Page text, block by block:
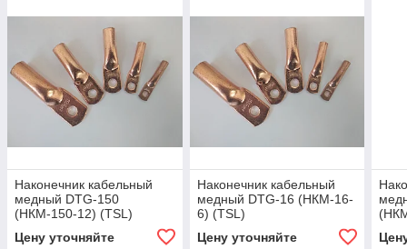
Наконечник кабельный
медный DTG-150
(НКМ-150-12) (TSL)
Цену уточняйте
Наконечник кабельный
медный DTG-16 (НКМ-16-
6) (TSL)
Цену уточняйте